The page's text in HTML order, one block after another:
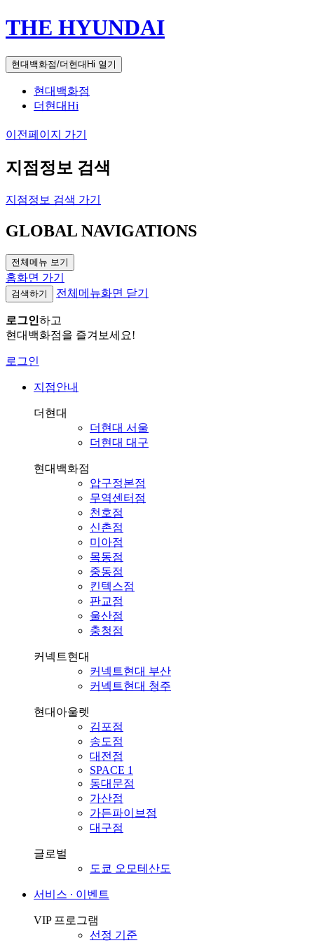
THE HYUNDAI
현대백화점/더현대Hi 열기
현대백화점
더현대Hi
이전페이지 가기
지점정보 검색
지점정보 검색 가기
GLOBAL NAVIGATIONS
전체메뉴 보기
홈화면 가기
검색하기 전체메뉴화면 닫기
로그인하고
현대백화점을 즐겨보세요!
로그인
지점안내
더현대
더현대 서울
더현대 대구
현대백화점
압구정본점
무역센터점
천호점
신촌점
미아점
목동점
중동점
킨텍스점
판교점
울산점
충청점
커넥트현대
커넥트현대 부산
커넥트현대 청주
현대아울렛
김포점
송도점
대전점
SPACE 1
동대문점
가산점
가든파이브점
대구점
글로벌
도쿄 오모테산도
서비스 ∙ 이벤트
VIP 프로그램
선정 기준